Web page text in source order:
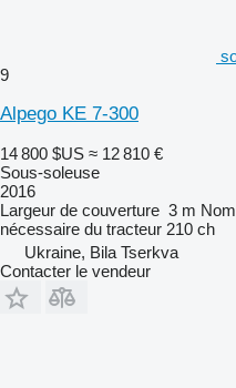
9
Alpego KE 7-300
14 800 $US ≈ 12 810 €
Sous-soleuse
2016
Largeur de couverture 3 m
nécessaire du tracteur 210 ch
Ukraine, Bila Tserkva
Contacter le vendeur